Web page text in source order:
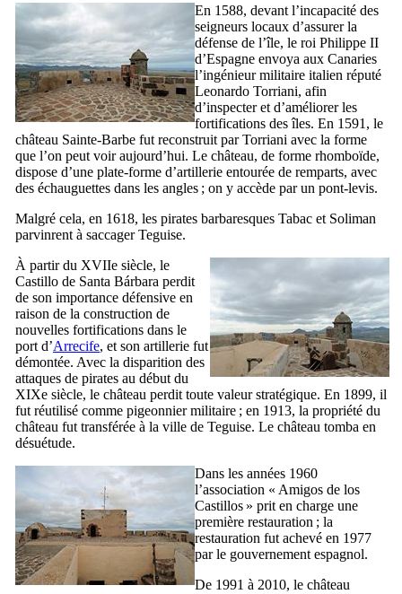
En 1588, devant l’incapacité des
seigneurs locaux d’assurer la
défense de l’île, le roi Philippe II
d’Espagne envoya aux Canaries
l’ingénieur militaire italien réputé
Leonardo Torriani, afin
d’inspecter et d’améliorer les
fortifications des îles. En 1591, le
château Sainte-Barbe fut reconstruit parTorriani avec la forme
que l’on peut voir aujourd’hui. Le château, de forme rhomboïde,
dispose d’une plate-forme d’artillerie entourée de remparts, avec
des échauguettes dans les angles ; on y accède par un pont-levis.
Malgré cela, en 1618, les pirates barbaresques Tabac et Soliman
parvinrent à saccagerTeguise.
À partir du XVIIe siècle, le
Castillo de Santa Bárbara perdit
de son importance défensive en
raison de la construction de
nouvelles fortifications dans le
port d’Arrecife, et son artillerie fut
démontée. Avec la disparition des
attaques de pirates au début du
XIXe siècle, le château perdit toute valeur stratégique. En 1899, il
fut réutilisé comme pigeonnier militaire ; en 1913, la propriété du
château fut transférée à la ville de Teguise. Le château tomba en
désuétude.
Dans les années 1960
l’association « Amigos de los
Castillos » prit en charge une
première restauration ; la
restauration fut achevé en 1977
par le gouvernement espagnol.
De 1991 à 2010, le château